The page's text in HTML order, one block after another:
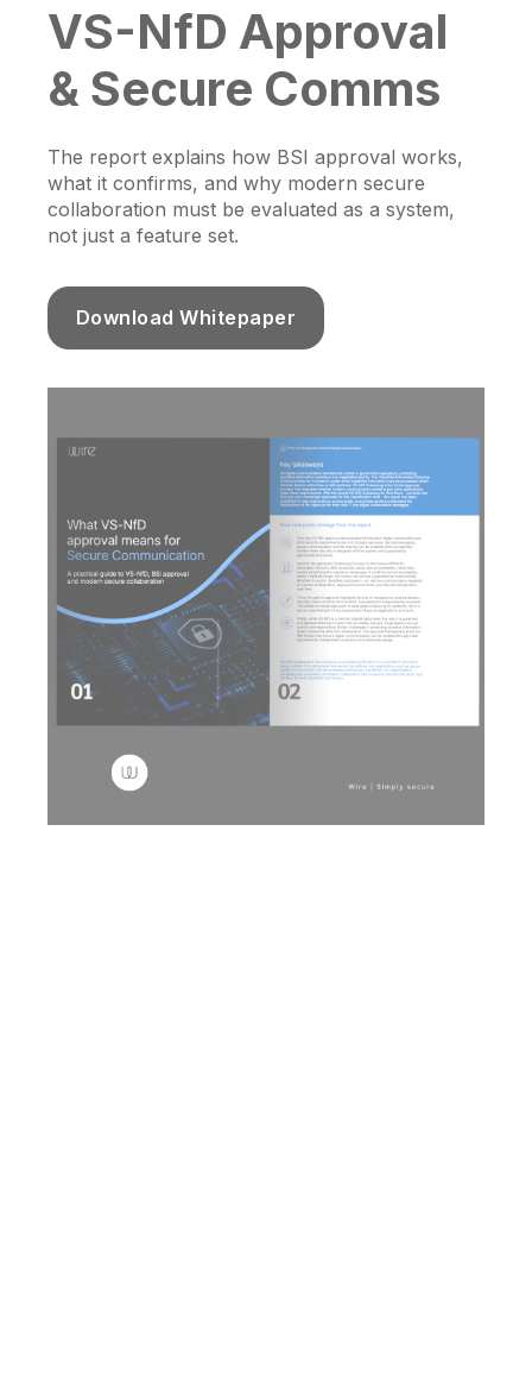
VS-NfD Approval
& Secure Comms
The report explains how BSI approval works,
what it confirms, and why modern secure
collaboration must be evaluated as a system,
not just a feature set.
Download Whitepaper